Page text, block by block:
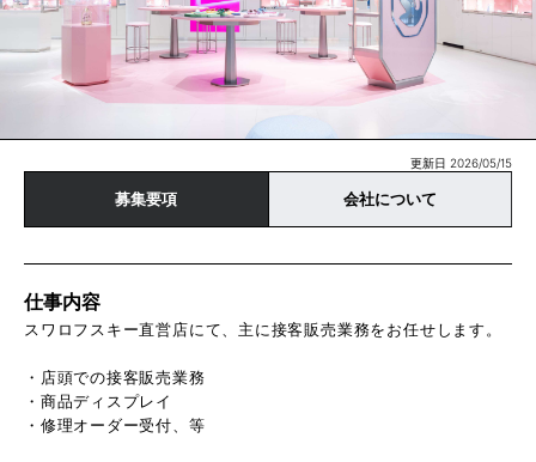
更新日 2026/05/15
募集要項 会社について
仕事内容
スワロフスキー直営店にて、主に接客販売業務をお任せします。
・店頭での接客販売業務
・商品ディスプレイ
・修理オーダー受付、等